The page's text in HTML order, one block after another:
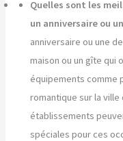
Quelles sont les
un anniversaire ou
anniversaire ou une
maison ou un gîte qui
équipements comme
romantique sur la ville
établissements
spéciales pour ces